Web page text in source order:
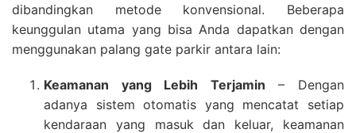
dibandingkan metode konvensional. Beberapa
keunggulan utama yang bisa Anda dapatkan dengan
menggunakan palang gate parkir antara lain:
Keamanan yang Lebih Terjamin – Dengan
adanya sistem otomatis yang mencatat setiap
kendaraan yang masuk dan keluar, keamanan